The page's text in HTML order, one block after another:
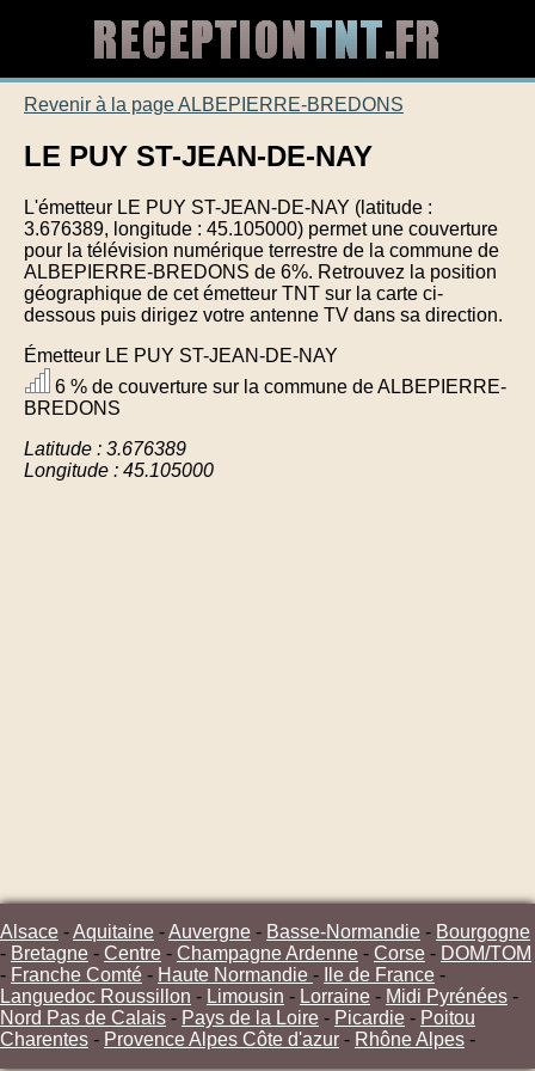
Revenir à la page ALBEPIERRE-BREDONS
LE PUY ST-JEAN-DE-NAY
L'émetteur LE PUY ST-JEAN-DE-NAY (latitude :
3.676389, longitude : 45.105000) permet une couverture
pour la télévision numérique terrestre de la commune de
ALBEPIERRE-BREDONS de 6%. Retrouvez la position
géographique de cet émetteur TNT sur la carte ci-
dessous puis dirigez votre antenne TV dans sa direction.
Émetteur LE PUY ST-JEAN-DE-NAY
6 % de couverture sur la commune de ALBEPIERRE-
BREDONS
Latitude : 3.676389
Longitude : 45.105000
Alsace -Aquitaine -Auvergne - Basse-Normandie - Bourgogne
- Bretagne - Centre - Champagne Ardenne - Corse - DOM/TOM
- Franche Comté - Haute Normandie - Ile de France -
Languedoc Roussillon - Limousin - Lorraine - Midi Pyrénées -
Nord Pas de Calais - Pays de la Loire - Picardie - Poitou
Charentes - Provence Alpes Côte d'azur - Rhône Alpes -